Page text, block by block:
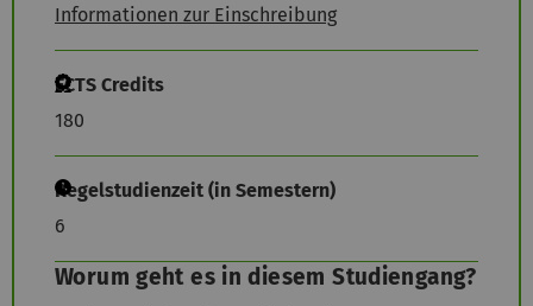
Worum geht es in diesem Studiengang?
Informationen zur Einschreibung
ECTS Credits
180
Regelstudienzeit (in Semestern)
6